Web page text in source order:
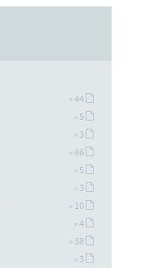
» 44
» 5
» 3
» 66
» 5
» 3
» 10
» 4
» 38
» 3